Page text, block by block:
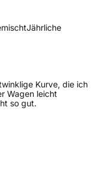
Jährliche
Kurve, die ich
Wagen leicht
so gut.